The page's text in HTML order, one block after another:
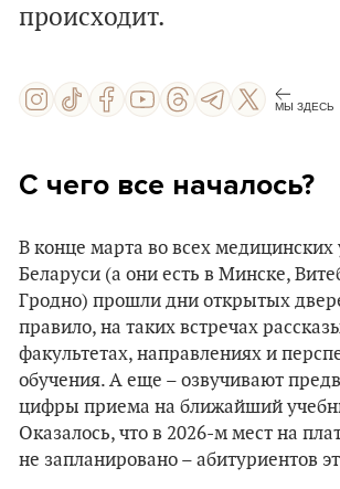
происходит.
МЫ ЗДЕСЬ
С чего все началось?
В конце марта во всех медицинских
Беларуси (а они есть в Минске,
Гродно) прошли дни открытых
правило, на таких встречах
факультетах, направлениях и
обучения. А еще – озвучивают
цифры приема на ближайший
Оказалось, что в 2026-м мест на
не запланировано – абитуриентов